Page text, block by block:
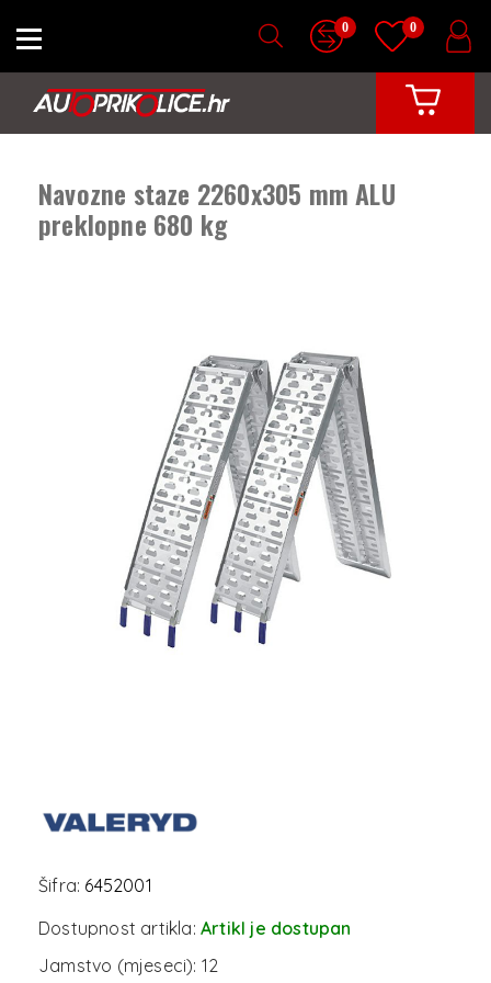
0 0
Navozne staze 2260x305 mm ALU
preklopne 680 kg
Šifra: 6452001
Dostupnost artikla: Artikl je dostupan
Jamstvo (mjeseci): 12